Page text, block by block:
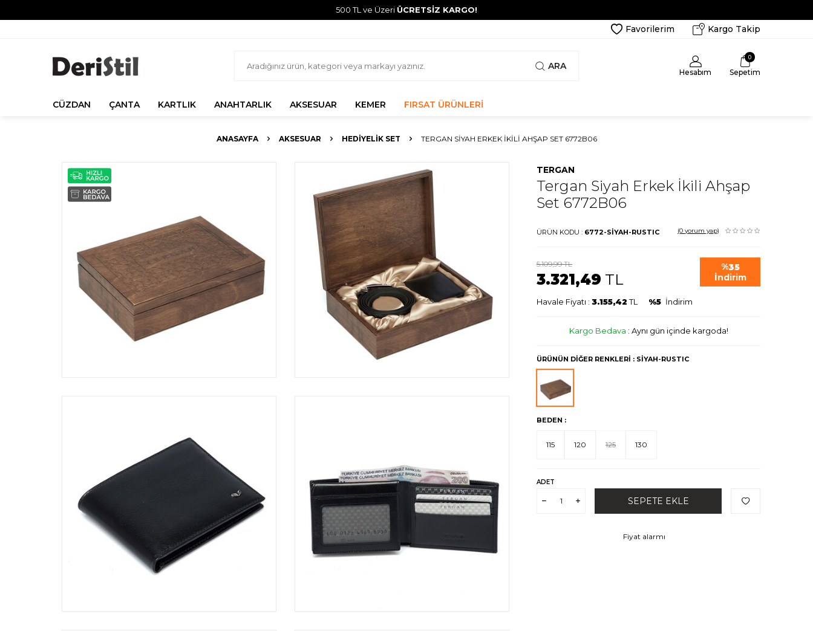
500 TL ve Üzeri ÜCRETSİZ KARGO!
Favorilerim Kargo Takip
ARA
Hesabım
0
Sepetim
CÜZDAN ÇANTA KARTLIK ANAHTARLIK AKSESUAR KEMER FIRSAT ÜRÜNLERİ
ANASAYFA AKSESUAR HEDIYELIK SET TERGAN SIYAH ERKEK İKILI AHŞAP SET 6772B06
TERGAN
Tergan Siyah Erkek İkili Ahşap
Set 6772B06
ÜRÜN KODU : 6772-SİYAH-RUSTIC (0 yorum yap)
5.109,99TL
3.321,49 TL
%35
İndirim
Havale Fiyatı : 3.155,42TL %5 İndirim
Kargo Bedava : Aynı gün içinde kargoda!
ÜRÜNÜN DIĞER RENKLERI : SİYAH-RUSTIC
BEDEN :
115 120 125 130
ADET
SEPETE EKLE
Fiyat alarmı